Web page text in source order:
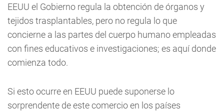
EEUU el Gobierno regula la obtención de órganos y
tejidos trasplantables, pero no regula lo que
concierne a las partes del cuerpo humano empleadas
con fines educativos e investigaciones; es aquí donde
comienza todo.
Si esto ocurre en EEUU puede suponerse lo
sorprendente de este comercio en los países